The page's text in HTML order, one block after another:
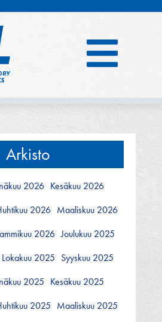
Arkisto
2026 Kesäkuu 2026
2026 Maaliskuu 2026
2026 Joulukuu 2025
Lokakuu 2025 Syyskuu 2025
2025 Kesäkuu 2025
2025 Maaliskuu 2025